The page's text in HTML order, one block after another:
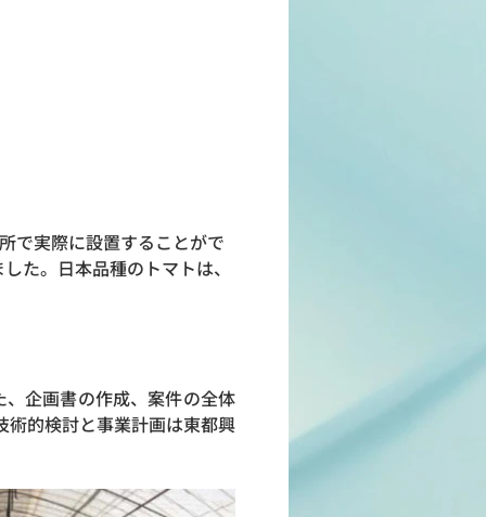
で実際に設置することがで
た。日本品種のトマトは、
企画書の作成、案件の全体
的検討と事業計画は東都興